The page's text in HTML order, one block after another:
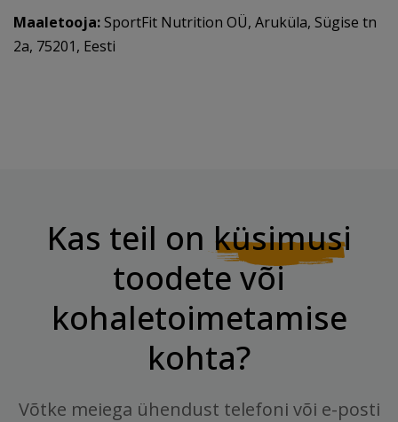
Maaletooja:SportFit Nutrition OÜ, Aruküla, Sügise tn
2a, 75201, Eesti
Kas teil on küsimusi
toodete või
kohaletoimetamise
kohta?
Võtke meiega ühendust telefoni või e-posti